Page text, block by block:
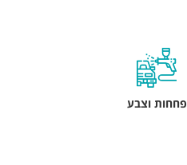
פחחות וצבע